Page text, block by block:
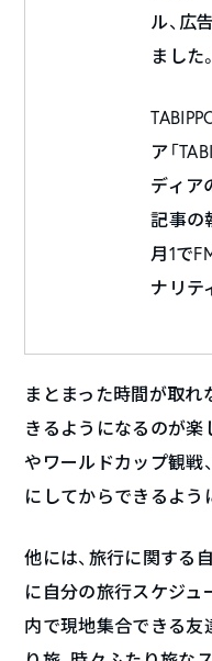
ル、広
ました。
ア「
ディア
記事の
月1で
ナリテ
まとまった時間が取
きるようになるのが楽
やワールドカップ観戦
にしてからできるよう
他には、旅行に関する
に自分の旅行スケジュ
内で現地集合できる友